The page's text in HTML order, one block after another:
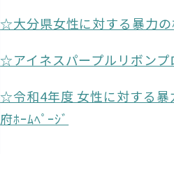
☆大分県女性に対する暴力の
☆アイネスパープルリボンプ
☆令和4年度 女性に対する暴
府ﾎｰﾑﾍﾟｰｼﾞ